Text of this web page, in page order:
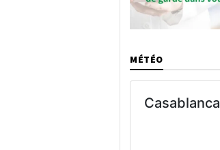
MÉTÉO
Casablanca